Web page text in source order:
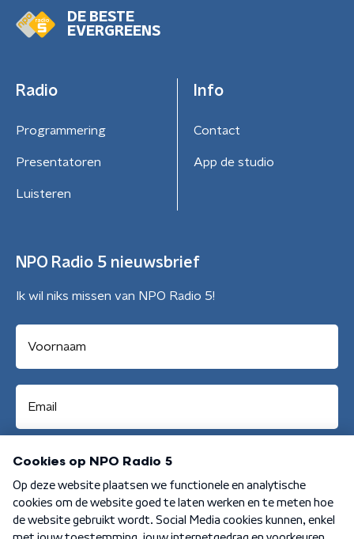
DE BESTE
EVERGREENS
Radio
Programmering
Presentatoren
Luisteren
Info
Contact
App de studio
NPO Radio 5 nieuwsbrief
Ik wil niks missen van NPO Radio 5!
Aanmelden
Algemene voorwaarden